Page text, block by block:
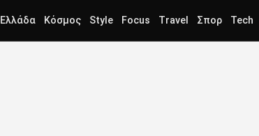
Ελλάδα Κόσμος Style Focus Travel Σπορ Tech